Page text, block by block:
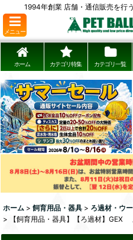
1994年創業 店舗・通信販売を行
メニュー
ホーム カテゴリ特集 カテゴリ一覧
ホーム > 飼育用品・器具 > ろ過材・ウ
>
【飼育用品・器具】【ろ過材】